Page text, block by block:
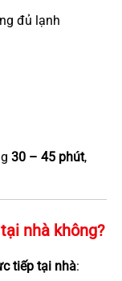
đủ lạnh
30 – 45 phút,
nhà không?
tiếp tại nhà: